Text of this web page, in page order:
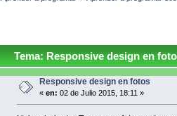
Tema: Responsive design en
Responsive design en fotos
« en: 02 de Julio 2015, 18:11 »